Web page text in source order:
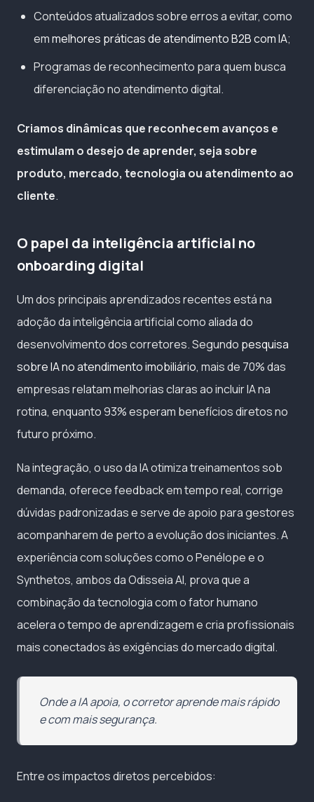
Conteúdos atualizados sobre erros a evitar, como
emmelhores práticas de atendimento B2B com IA;
Programas de reconhecimento para quem busca
diferenciação no atendimento digital.
Criamos dinâmicas que reconhecem avanços e
estimulam o desejo de aprender, seja sobre
produto, mercado, tecnologia ou atendimento ao
cliente.
O papel da inteligência artificial no
onboarding digital
Um dos principais aprendizados recentes está na
adoção da inteligência artificial como aliada do
desenvolvimento dos corretores. Segundo pesquisa
sobre IA no atendimento imobiliário, mais de 70% das
empresas relatam melhorias claras ao incluir IA na
rotina, enquanto 93% esperam benefícios diretos no
futuro próximo.
Na integração, o uso da IA otimiza treinamentos sob
demanda, oferece feedback em tempo real, corrige
dúvidas padronizadas e serve de apoio para gestores
acompanharem de perto a evolução dos iniciantes. A
experiência com soluções como o Penélope e o
Synthetos, ambos da Odisseia AI, prova que a
combinação da tecnologia com o fator humano
acelera o tempo de aprendizagem e cria profissionais
mais conectados às exigências do mercado digital.
Onde a IA apoia, o corretor aprende mais rápido
e com mais segurança.
Entre os impactos diretos percebidos: